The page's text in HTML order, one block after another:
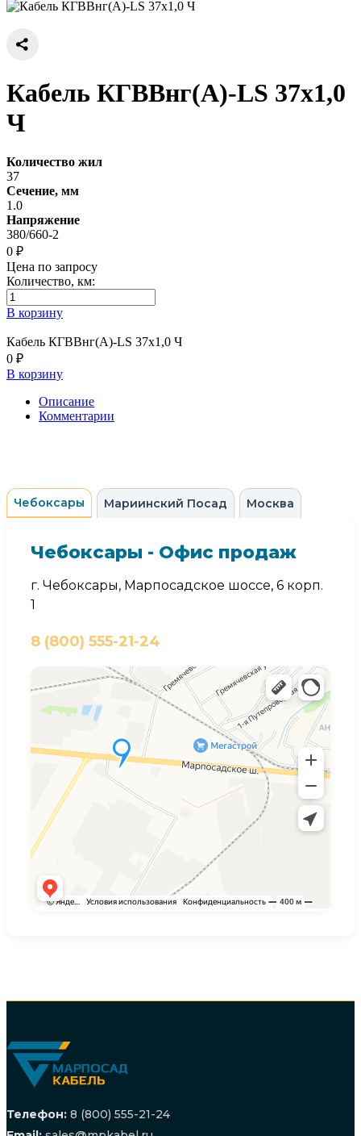
Кабель КГВВнг(А)-LS 37х1,0
Ч
Количество жил
37
Сечение, мм
1.0
Напряжение
380/660-2
0 ₽
Цена по запросу
Количество, км:
В корзину
Кабель КГВВнг(А)-LS 37х1,0 Ч
0 ₽
В корзину
Описание
Комментарии
Чебоксары Мариинский Посад Москва
Чебоксары - Офис продаж
г. Чебоксары, Марпосадское шоссе, 6 корп.
1
8 (800) 555-21-24
Телефон: 8 (800) 555-21-24